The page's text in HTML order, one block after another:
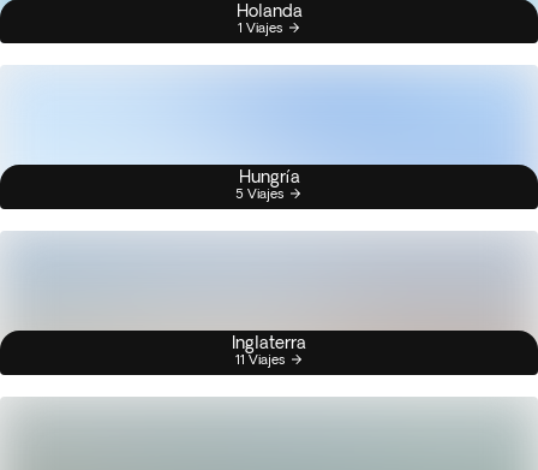
Holanda
1 Viajes
Hungría
5 Viajes
Inglaterra
11 Viajes